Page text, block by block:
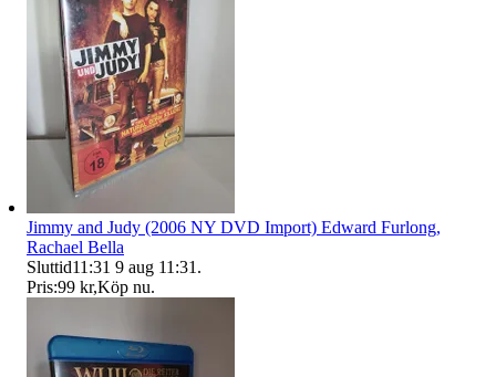
Jimmy and Judy (2006 NY DVD Import) Edward Furlong,
Rachael Bella
Sluttid11:31 9 aug 11:31 .
Pris:99 kr,Köp nu.